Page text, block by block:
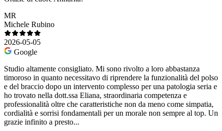
MR
Michele Rubino
2026-05-05
Google
Studio altamente consigliato. Mi sono rivolto a loro abbastanza
timoroso in quanto necessitavo di riprendere la funzionalità del polso
e del braccio dopo un intervento complesso per una patologia seria e
ho trovato nella dott.ssa Eliana, straordinaria competenza e
professionalità oltre che caratteristiche non da meno come simpatia,
cordialità e sorrisi fondamentali per un morale non sempre al top. Un
grazie infinito a presto...